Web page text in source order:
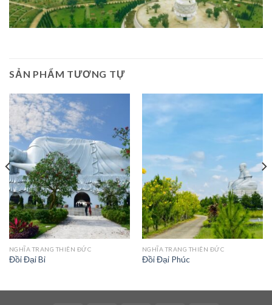
SẢN PHẨM TƯƠNG TỰ
NGHĨA TRANG THIÊN ĐỨC
Đồi Đại Bi
NGHĨA TRANG THIÊN ĐỨC
Đồi Đại Phúc